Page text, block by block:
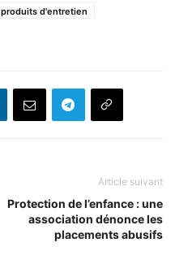
produits d'entretien
Article suivant
Protection de l’enfance : une
association dénonce les
placements abusifs